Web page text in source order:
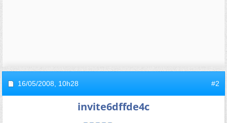
16/05/2008, 10h28 #2
invite6dffde4c